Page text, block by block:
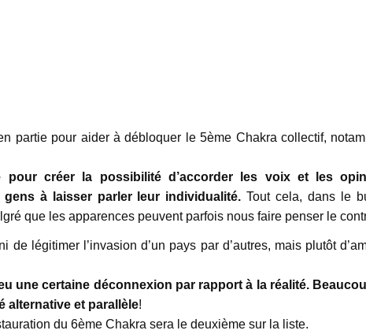
partie pour aider à débloquer le 5ème Chakra collectif,
pour créer la possibilité d’accorder les voix et les
à laisser parler leur individualité. Tout cela, dans le
que les apparences peuvent parfois nous faire penser le
de légitimer l’invasion d’un pays par d’autres, mais plutôt
une certaine déconnexion par rapport à la réalité.
alternative et parallèle!
du 6ème Chakra sera le deuxième sur la liste.